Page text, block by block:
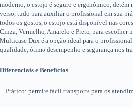
moderno, o estojo é seguro e ergonômico, detém
verso, tudo para auxiliar o profissional em sua
todos os gostos, o estojo está disponível nas
Cinza, Vermelho, Amarelo e Preto, para escolher
Multicase Dux é a opção ideal para o profissional
qualidade, ótimo desempenho e segurança nos
Diferenciais e Benefícios
Prático: permite fácil transporte para os